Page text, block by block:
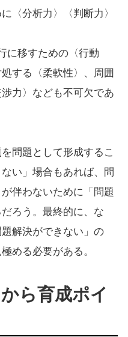
〈分析力〉〈判断力〉
に移すための〈行動
する〈柔軟性〉、周囲
力〉なども不可欠であ
問題として形成するこ
い」場合もあれば、問
伴わないために「問題
ろう。最終的に、な
解決ができない」の
める必要がある。
ら育成ポイ